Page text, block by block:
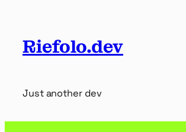
Riefolo.dev
Just another dev